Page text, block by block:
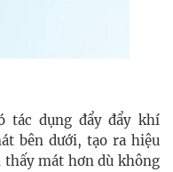
tác dụng đẩy đẩy khí
bên dưới, tạo ra hiệu
thấy mát hơn dù không